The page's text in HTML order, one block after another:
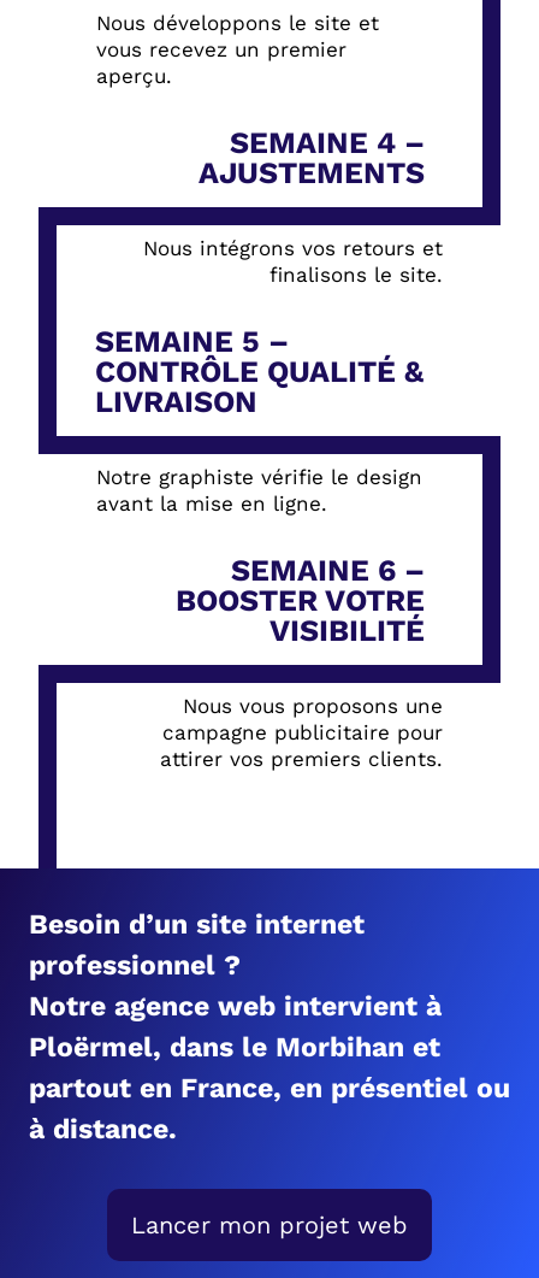
Nous développons le site et
vous recevez un premier
aperçu.
SEMAINE 4 –
AJUSTEMENTS
Nous intégrons vos retours et
finalisons le site.
SEMAINE 5 –
CONTRÔLE QUALITÉ &
LIVRAISON
Notre graphiste vérifie le design
avant la mise en ligne.
SEMAINE 6 –
BOOSTER VOTRE
VISIBILITÉ
Nous vous proposons une
campagne publicitaire pour
attirer vos premiers clients.
Besoin d’un site internet
professionnel ?
Notre agence web intervient à
Ploërmel, dans le Morbihan et
partout en France, en présentiel ou
à distance.
Lancer mon projet web